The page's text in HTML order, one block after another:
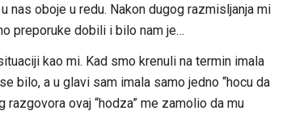
oboje u redu. Nakon dugog razmisljanja mi
preporuke dobili i bilo nam je…
kao mi. Kad smo krenuli na termin imala
bilo, a u glavi sam imala samo jedno “hocu da
ovaj “hodza” me zamolio da mu